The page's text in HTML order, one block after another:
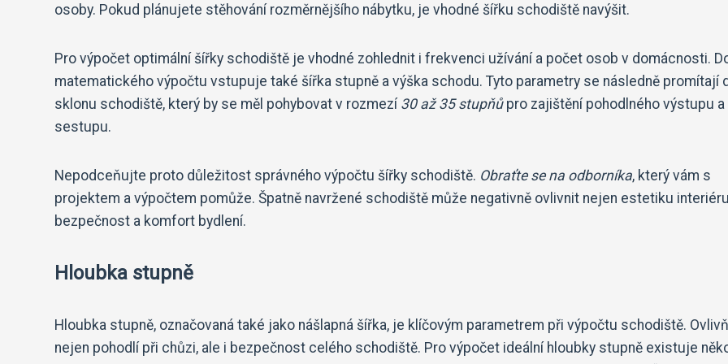
osoby. Pokud plánujete stěhování rozměrnějšího nábytku, je vhodné šířku schodiště navýšit.
Pro výpočet optimální šířky schodiště je vhodné zohlednit i frekvenci užívání a počet osob v domácnosti.
matematického výpočtu vstupuje také šířka stupně a výška schodu. Tyto parametry se následně promítají
sklonu schodiště, který by se měl pohybovat v rozmezí 30 až 35 stupňůpro zajištění pohodlného výstupu a
sestupu.
Nepodceňujte proto důležitost správného výpočtu šířky schodiště. Obraťte se na odborníka, který vám s
projektem a výpočtem pomůže. Špatně navržené schodiště může negativně ovlivnit nejen estetiku
bezpečnost a komfort bydlení.
Hloubka stupně
Hloubka stupně, označovaná také jako nášlapná šířka, je klíčovým parametrem při výpočtu schodiště.
nejen pohodlí při chůzi, ale i bezpečnost celého schodiště. Pro výpočet ideální hloubky stupně existuje